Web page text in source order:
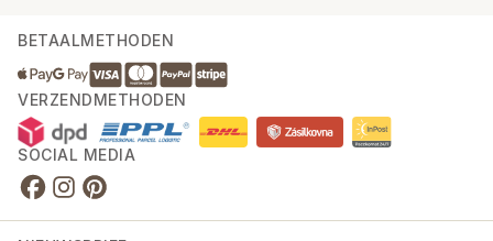
BETAALMETHODEN
VERZENDMETHODEN
SOCIAL MEDIA